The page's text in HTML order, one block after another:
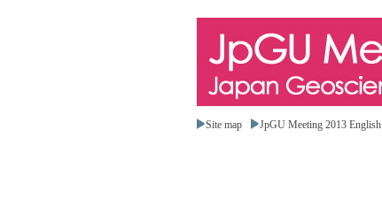
Site map JpGU Meeting 2013 English